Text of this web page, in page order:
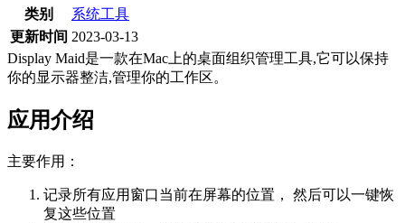
类别
系统工具
更新时间 2023-03-13
Display Maid是一款在Mac上的桌面组织管理工具,它可以保持
你的显示器整洁,管理你的工作区。
应用介绍
主要作用：
记录所有应用窗口当前在屏幕的位置， 然后可以一键恢
复这些位置